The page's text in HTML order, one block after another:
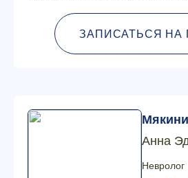
ЗАПИСАТЬСЯ НА
Анна
Невролог